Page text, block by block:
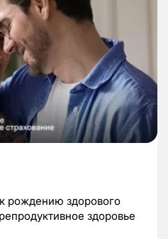
рождению здорового
здоровье